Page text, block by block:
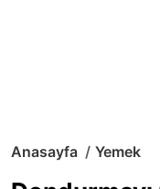
Anasayfa Yemek